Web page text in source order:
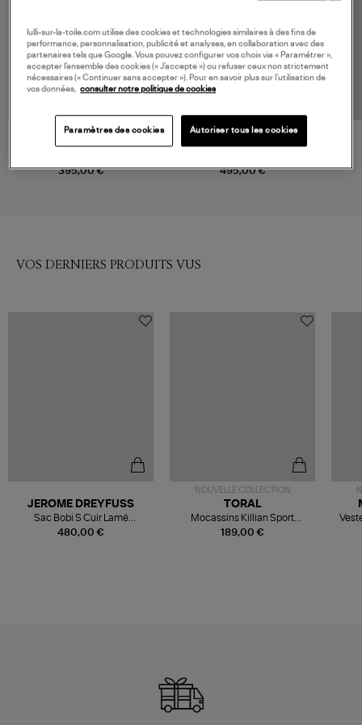
395,00 €
ISABEL MARANT
495,00 €
VOS DERNIERS PRODUITS VUS
480,00 €
JEROME DREYFUSS
Sac Bobi S Cuir Lamé
Champagne
NOUVELLE COLLECTION
189,00 €
TORAL
Mocassins Killian Sport
Mousse
lulli-sur-la-toile.com utilise des cookies et technologies similaires à des fins de
performance, personnalisation, publicité et analyses, en collaboration avec des
partenaires tels que Google. Vous pouvez configurer vos choix via « Paramétrer »,
accepter l’ensemble des cookies (« J’accepte ») ou refuser ceux non strictement
nécessaires (« Continuer sans accepter »). Pour en savoir plus sur l’utilisation de
vos données, consulter notre politique de cookies
Paramètres des cookies Autoriser tous les cookies